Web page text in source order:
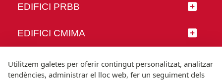
EDIFICI PRBB
EDIFICI CMIMA
SEGUEIX-NOS
Utilitzem galetes per oferir contingut personalitzat, analitzar
tendències, administrar el lloc web, fer un seguiment dels